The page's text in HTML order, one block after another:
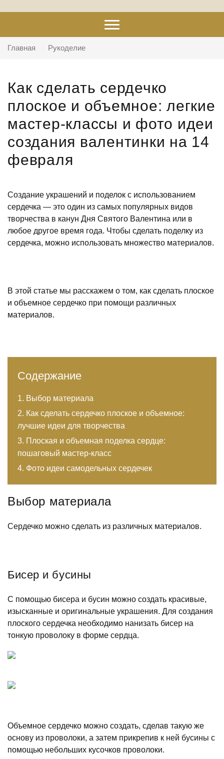
Главная Рукоделие
Как сделать сердечко
плоское и объемное: легкие
мастер-классы и фото идеи
создания валентинки на 14
февраля
Создание украшений и поделок с использованием
сердечка — это один из самых популярных видов
творчества в канун Дня Святого Валентина или в
любое другое время года. Чтобы сделать поделку из
сердечка, можно использовать множество материалов.
В этой статье мы расскажем о том, как сделать плоское
и объемное сердечко при помощи различных
материалов.
Содержание
Выбор материала
Как сделать сердечко плоское и объемное:
лучшие идеи для творчества
Плоская и объемная поделка сердце:
пошаговый мастер-класс
Фото идеи самодельных сердечек
Выбор материала
Сердечко можно сделать из различных материалов.
Бисер и бусины
С помощью бисера и бусин можно создать красивые,
изысканные и оригинальные украшения. Для создания
плоского сердечка необходимо нанизать бисер на
тонкую проволоку в форме сердца.
Объемное сердечко можно создать, сделав такую же
основу из проволоки, а затем прикрепив к ней бусины с
помощью небольших кусочков проволоки.